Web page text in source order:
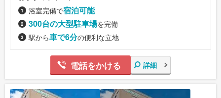
浴室完備で宿泊可能
300台の大型駐車場を完備
駅から車で6分の便利な立地
電話をかける 詳細